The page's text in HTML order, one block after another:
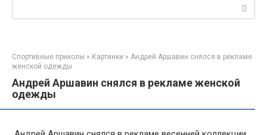
Спортивные приколы » Картинки » Андрей Аршавин снялся в рекламе
женской одежды
Андрей Аршавин снялся в рекламе женской
одежды